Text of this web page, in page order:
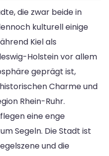
die zwar beide in
kulturell einige
Kiel als
Holstein vor allem
geprägt ist,
Charme und
Rhein-Ruhr.
eine enge
Segeln. Die Stadt ist
und die